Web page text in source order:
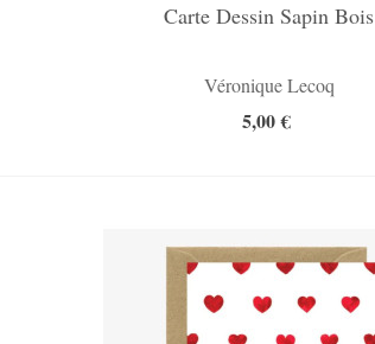
Carte Dessin Sapin Bois
Véronique Lecoq
5,00 €